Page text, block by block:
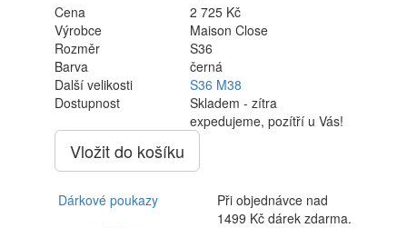
Cena
2 725 Kč
Výrobce
Maison Close
Rozměr
S36
Barva
černá
Další velikosti
S36 M38
Dostupnost
Skladem - zítra
expedujeme, pozítří u Vás!
Vložit do košíku
Dárkové poukazy
Při objednávce nad
1499 Kč dárek zdarma.